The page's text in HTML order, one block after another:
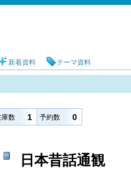
書館 蔵書検索・予約システム
新着資料 テーマ資料
庫数 1 予約数 0
日本昔話通